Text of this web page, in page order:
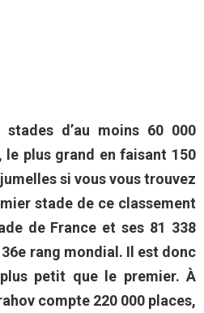
d’au moins 60 000
le plus grand en faisant 150
si vous vous trouvez
stade de ce classement
de France et ses 81 338
36e rang mondial. Il est donc
petit que le premier. À
compte 220 000 places,